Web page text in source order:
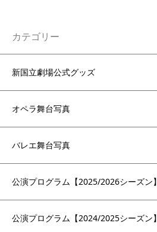
カテゴリー
新国立劇場公式グッズ
オペラ舞台写真
バレエ舞台写真
公演プログラム【2025/2026シーズン】
公演プログラム【2024/2025シーズン】